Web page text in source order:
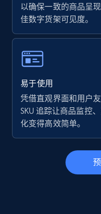
5.6K+ 875+
Walmart - products
specific keywords
URL, Final price, Sku,
Specifications, Image
more.
以确保一致的商品呈
佳数字货架可见度。
易于使用
凭借直观界面和用户
SKU 追踪让商品监控
化变得高效简单。